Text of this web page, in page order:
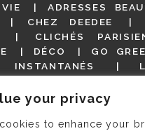
your privacy
to enhance your
ADRESSES
CHEZ DEEDEE
CLICHÉS
DÉCO GO
INSTANTANÉS
MODE NON
PARIS EN PHOTOS